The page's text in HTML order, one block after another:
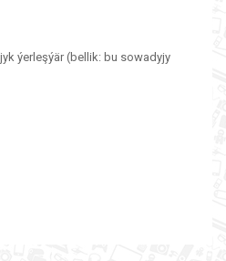
ýerleşýär (bellik: bu sowadyjy